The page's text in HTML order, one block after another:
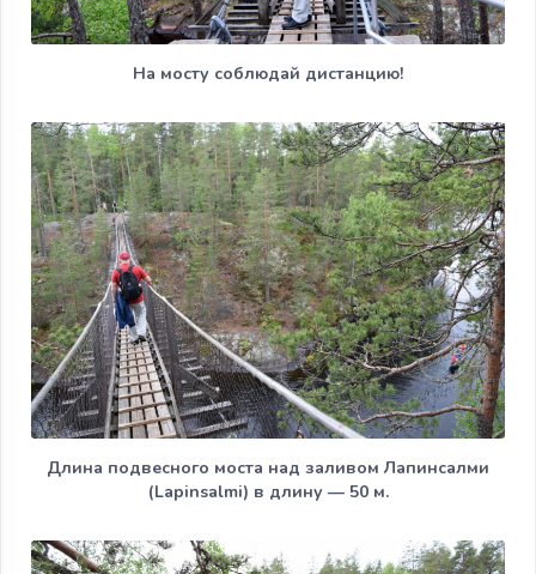
На мосту соблюдай дистанцию!
Длина подвесного моста над заливом Лапинсалми
(Lapinsalmi) в длину — 50 м.